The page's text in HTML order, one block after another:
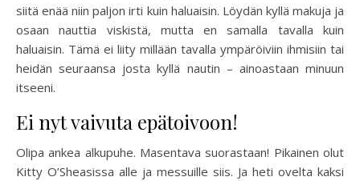
siitä enää niin paljon irti kuin haluaisin. Löydän kyllä makuja ja
osaan nauttia viskistä, mutta en samalla tavalla kuin
haluaisin. Tämä ei liity millään tavalla ympäröiviin ihmisiin tai
heidän seuraansa josta kyllä nautin – ainoastaan minuun
itseeni.
Ei nyt vaivuta epätoivoon!
Olipa ankea alkupuhe. Masentava suorastaan! Pikainen olut
Kitty O’Sheasissa alle ja messuille siis. Ja heti ovelta kaksi